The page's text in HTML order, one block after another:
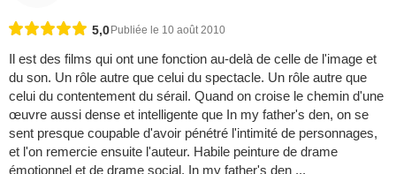
5,0Publiée le 10 août 2010
Il est des films qui ont une fonction au-delà de celle de l'image et
du son. Un rôle autre que celui du spectacle. Un rôle autre que
celui du contentement du sérail. Quand on croise le chemin d'une
œuvre aussi dense et intelligente que In my father's den, on se
sent presque coupable d'avoir pénétré l'intimité de personnages,
et l'on remercie ensuite l'auteur. Habile peinture de drame
émotionnel et de drame social, In my father's den ...